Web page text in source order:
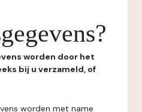
worden door het
bij u verzameld, of
worden met name